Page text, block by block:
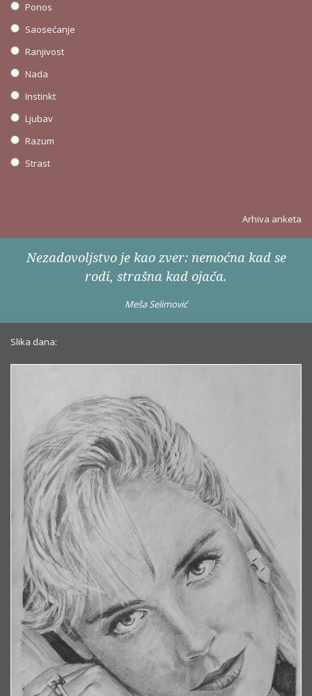
Ponos
Saosećanje
Ranjivost
Nada
Instinkt
Ljubav
Razum
Strast
Arhiva anketa
Nezadovoljstvo je kao zver: nemoćna kad se
rodi, strašna kad ojača.
Meša Selimović
Slika dana: